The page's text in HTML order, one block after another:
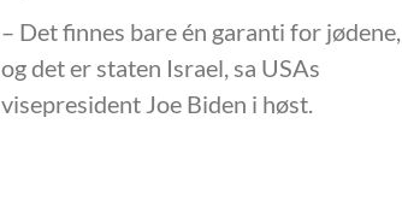
– Det finnes bare én garanti for jødene,
og det er staten Israel, sa USAs
visepresident Joe Biden i høst.